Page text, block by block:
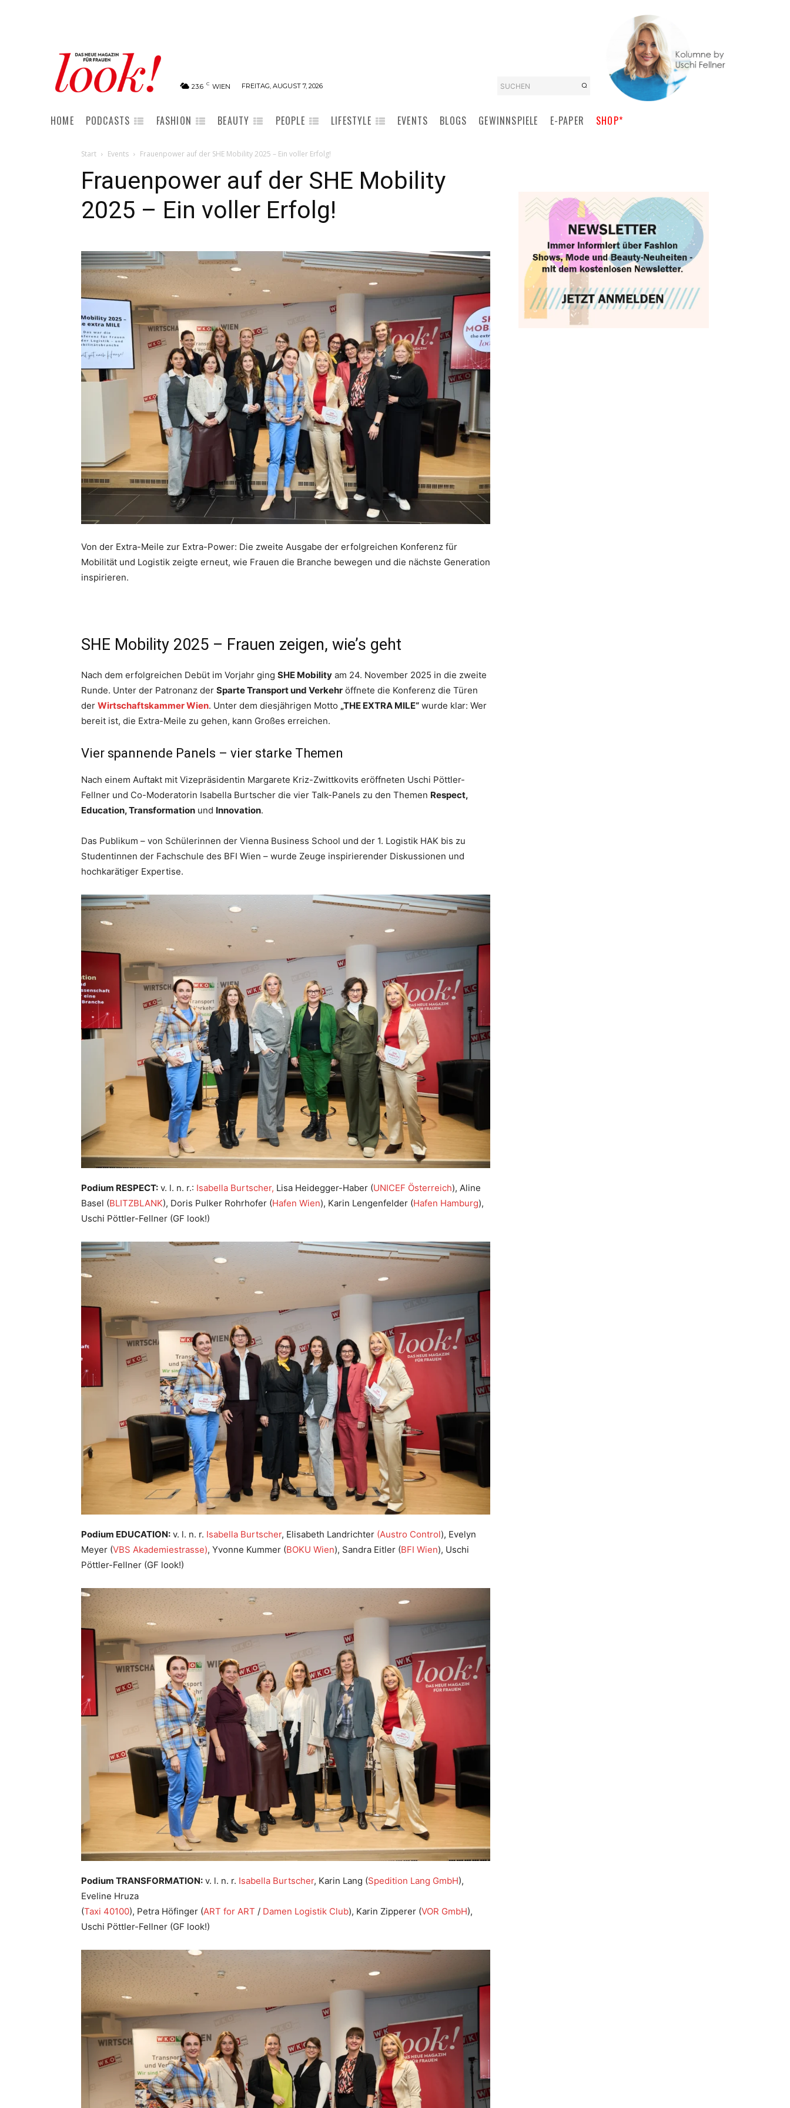
23.6 C WIEN FREITAG, AUGUST 7, 2026 SUCHEN
HOME PODCASTS FASHION BEAUTY PEOPLE LIFESTYLE EVENTS BLOGS GEWINNSPIELE E-PAPER SHOP*
Start Events Frauenpower auf der SHE Mobility 2025 – Ein voller Erfolg!
Frauenpower auf der SHE Mobility
2025 – Ein voller Erfolg!
Von der Extra-Meile zur Extra-Power: Die zweite Ausgabe der erfolgreichen Konferenz für
Mobilität und Logistik zeigte erneut, wie Frauen die Branche bewegen und die nächste Generation
inspirieren.
SHE Mobility 2025 – Frauen zeigen, wie’s geht
Nach dem erfolgreichen Debüt im Vorjahr ging SHE Mobility am 24. November 2025 in die zweite
Runde. Unter der Patronanz der Sparte Transport und Verkehr öffnete die Konferenz die Türen
der Wirtschaftskammer Wien. Unter dem diesjährigen Motto „THE EXTRA MILE“ wurde klar: Wer
bereit ist, die Extra-Meile zu gehen, kann Großes erreichen.
Vier spannende Panels – vier starke Themen
Nach einem Auftakt mit Vizepräsidentin Margarete Kriz-Zwittkovits eröffneten Uschi Pöttler-
Fellner und Co-Moderatorin Isabella Burtscher die vier Talk-Panels zu den Themen Respect,
Education, Transformation und Innovation.
Das Publikum – von Schülerinnen der Vienna Business School und der 1. Logistik HAK bis zu
Studentinnen der Fachschule des BFI Wien – wurde Zeuge inspirierender Diskussionen und
hochkarätiger Expertise.
Podium RESPECT: v. l. n. r.: Isabella Burtscher, Lisa Heidegger-Haber (UNICEF Österreich), Aline
Basel (BLITZBLANK), Doris Pulker Rohrhofer (Hafen Wien), Karin Lengenfelder (Hafen Hamburg),
Uschi Pöttler-Fellner (GF look!)
Podium EDUCATION: v. l. n. r. Isabella Burtscher, Elisabeth Landrichter (Austro Control), Evelyn
Meyer (VBS Akademiestrasse), Yvonne Kummer (BOKU Wien), Sandra Eitler (BFI Wien), Uschi
Pöttler-Fellner (GF look!)
Podium TRANSFORMATION: v. l. n. r. Isabella Burtscher, Karin Lang (Spedition Lang GmbH),
Eveline Hruza
(Taxi 40100), Petra Höfinger (ART for ART / Damen Logistik Club), Karin Zipperer (VOR GmbH),
Uschi Pöttler-Fellner (GF look!)